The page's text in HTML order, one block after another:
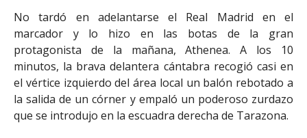
No tardó en adelantarse el Real Madrid en el
marcador y lo hizo en las botas de la gran
protagonista de la mañana, Athenea. A los 10
minutos, la brava delantera cántabra recogió casi en
el vértice izquierdo del área local un balón rebotado a
la salida de un córner y empaló un poderoso zurdazo
que se introdujo en la escuadra derecha de Tarazona.